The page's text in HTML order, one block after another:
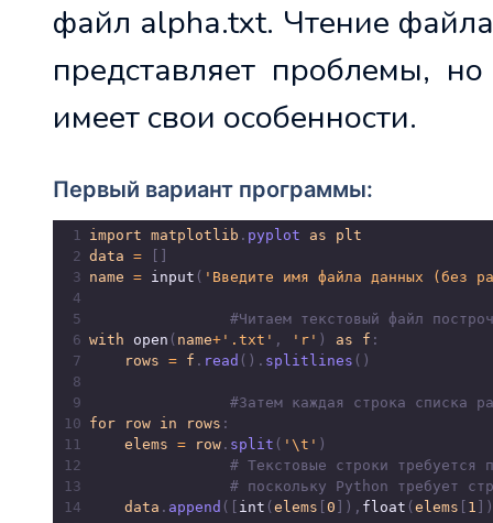
файл alpha.txt. Чтение
представляет проблемы,
имеет свои особенности.
Первый вариант программы:
1 import matplotlib . pyplot as
plt
2 data =
3 name = input ( 'Введите имя файла данных (без
4
5
#Читаем текстовый файл
6 with open ( name+ '.txt' , 'r' ) as f :
7
rows = f . read (). splitlines ()
8
9
#Затем каждая строка списка
10 for row in rows :
11
elems = row . split ( '\t' )
12
# Текстовые строки требуется
13
# поскольку Python требует
14
data . append ([ int ( elems 0 ]), float ( elems 1